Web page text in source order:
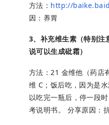
方法： http://
因：养胃
3、补充维生素（特别注
说可以生成砒霜）
方法：21 金维他（药店
维 C；饭后吃，因为是
以吃完一瓶后，停一段
考说明书。 分享原因：